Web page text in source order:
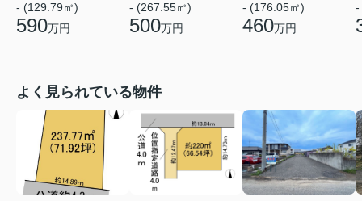
- (129.79㎡)
590万円
- (267.55㎡)
500万円
- (176.05㎡)
460万円
-
よく見られている物件